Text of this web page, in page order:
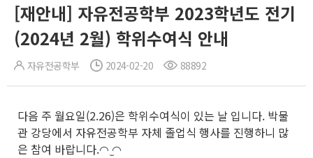
[재안내] 자유전공학부 2023학년도 전기
(2024년 2월) 학위수여식 안내
자유전공학부 2024-02-20 88892
다음 주 월요일(2.26)은 학위수여식이 있는 날 입니다. 박물
관 강당에서 자유전공학부 자체 졸업식 행사를 진행하니 많
은 참여 바랍니다.◠ ̫◠